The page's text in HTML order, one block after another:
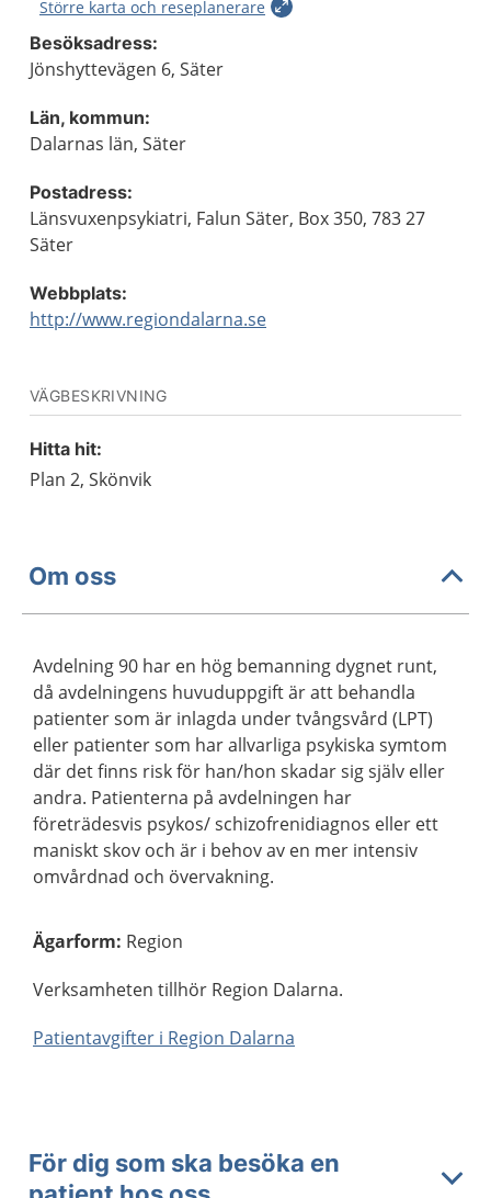
Större karta och reseplanerare
Besöksadress:
Jönshyttevägen 6, Säter
Län, kommun:
Dalarnas län, Säter
Postadress:
Länsvuxenpsykiatri, Falun Säter, Box 350, 783 27
Säter
Webbplats:
http://www.regiondalarna.se
VÄGBESKRIVNING
Hitta hit:
Plan 2, Skönvik
Om oss
Avdelning 90 har en hög bemanning dygnet runt,
då avdelningens huvuduppgift är att behandla
patienter som är inlagda under tvångsvård (LPT)
eller patienter som har allvarliga psykiska symtom
där det finns risk för han/hon skadar sig själv eller
andra. Patienterna på avdelningen har
företrädesvis psykos/ schizofrenidiagnos eller ett
maniskt skov och är i behov av en mer intensiv
omvårdnad och övervakning.
Ägarform: Region
Verksamheten tillhör Region Dalarna.
Patientavgifter i Region Dalarna
För dig som ska besöka en